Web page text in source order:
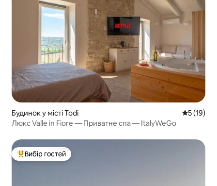
Будинок у місті Todi Середня
5 (19)
Люкс Valle in Fiore — Приватне спа — ItalyWeGo
Топ вибір гостей
Вибір гостей